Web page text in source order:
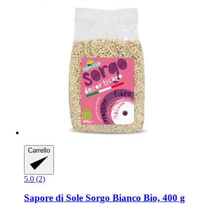
Carrello
5.0 (2)
Sapore di Sole Sorgo Bianco Bio, 400 g